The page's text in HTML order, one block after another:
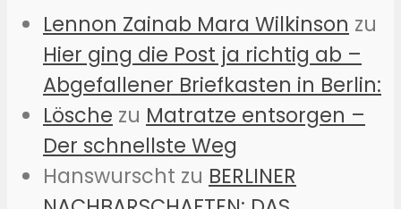
Lennon Zainab Mara Wilkinson zu
Hier ging die Post ja richtig ab –
Abgefallener Briefkasten in Berlin:
Lösche zu Matratze entsorgen –
Der schnellste Weg
Hanswurscht zu BERLINER